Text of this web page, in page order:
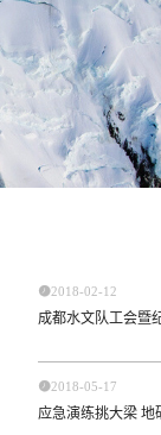
2018-02-12
成都水文队工会暨
2018-05-17
应急演练挑大梁 地